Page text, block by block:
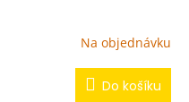
Na objednávku
Do košíku